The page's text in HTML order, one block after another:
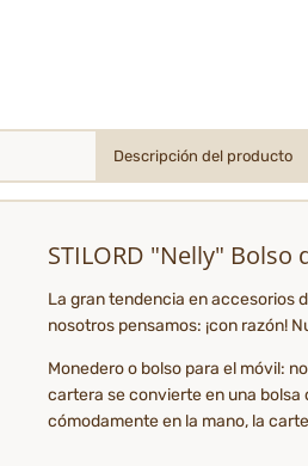
Descripción del producto
STILORD "Nelly"
La gran tendencia en accesorios
nosotros pensamos: ¡con razón!
Monedero o bolso para el móvil:
cartera se convierte en una
cómodamente en la mano, la